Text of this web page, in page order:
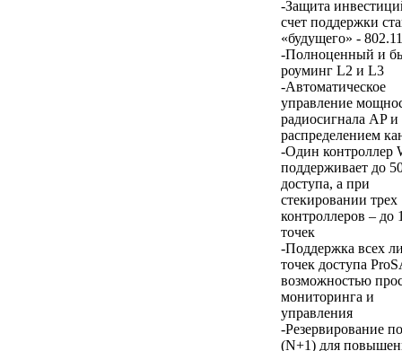
-Защита
счет поддержки
«будущего» -
-Полноценный и
роуминг L2 и L3
-Автоматическое
управление
радиосигнала AP и
распределением
-Один контроллер
поддерживает до
доступа, а при
стекировании трех
контроллеров – до
точек
-Поддержка всех
точек доступа
возможностью
мониторинга и
управления
-Резервирование
(N+1) для